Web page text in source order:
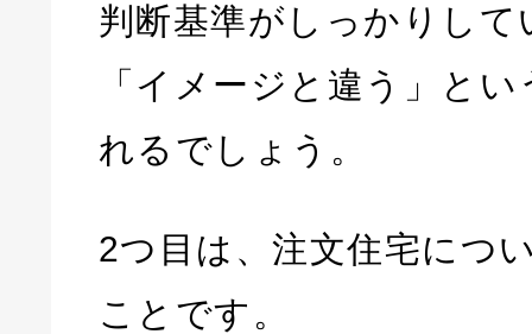
判断基準がしっかりし
「イメージと違う」と
れるでしょう。
2つ目は、注文住宅につ
ことです。